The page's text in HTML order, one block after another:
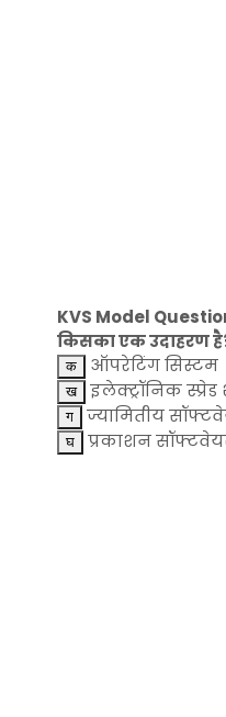
KVS Model
किसका एक उदाहरण
ऑपरेटिंग सिस्टम
इलेक्ट्रॉनिक स्प्रेड
ज्यामितीय
प्रकाशन